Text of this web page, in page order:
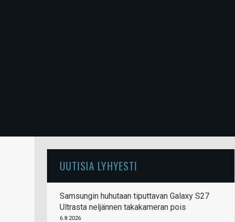
UUTISIA LYHYESTI
Samsungin huhutaan tiputtavan Galaxy S27
Ultrasta neljännen takakameran pois
6.8.2026